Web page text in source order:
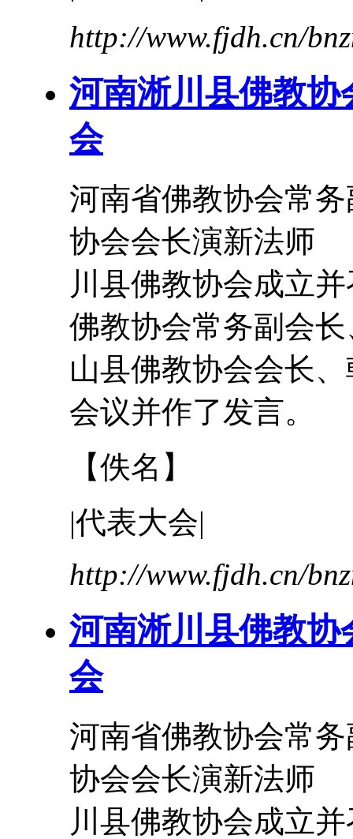
http://www.fjdh.cn/
河南淅川县佛教
会
河南省佛教协会常
协会会长演新法师
川县佛教协会成立
佛教协会常务副会
山县佛教协会会长
会议并作了发言。
【佚名】
|代表大会|
http://www.fjdh.cn/
河南淅川县佛教
会
河南省佛教协会常
协会会长演新法师
川县佛教协会成立